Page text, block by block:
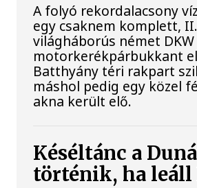
A folyó rekordalacsony
egy csaknem komplett, II.
világháborús német DKW
motorkerékpárbukkant
Batthyány téri rakpart
máshol pedig egy közel
akna került elő.
Késéltánc a
történik, ha leáll